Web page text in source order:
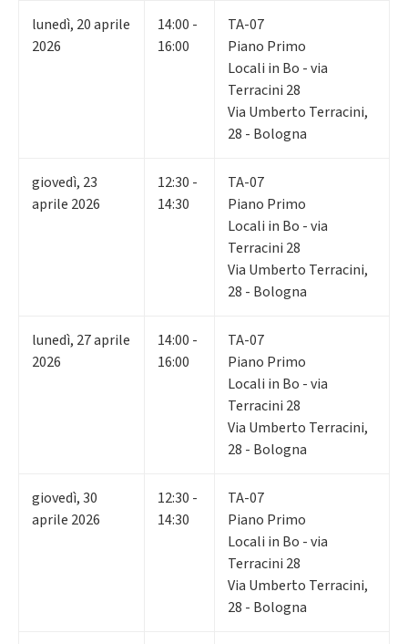
lunedì, 20aprile
2026
14:00 -
16:00
TA-07
Piano Primo
Locali in Bo - via
Terracini 28
Via Umberto Terracini,
28 - Bologna
giovedì, 23
aprile 2026
12:30 -
14:30
TA-07
Piano Primo
Locali in Bo - via
Terracini 28
Via Umberto Terracini,
28 - Bologna
lunedì, 27aprile
2026
14:00 -
16:00
TA-07
Piano Primo
Locali in Bo - via
Terracini 28
Via Umberto Terracini,
28 - Bologna
giovedì,30
aprile 2026
12:30 -
14:30
TA-07
Piano Primo
Locali in Bo - via
Terracini 28
Via Umberto Terracini,
28 - Bologna